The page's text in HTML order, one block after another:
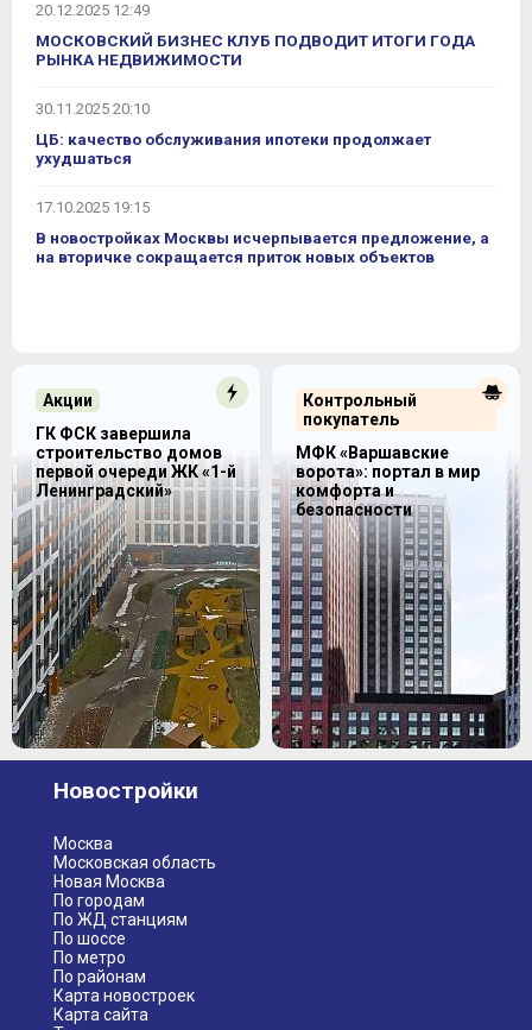
20.12.2025 12:49
МОСКОВСКИЙ БИЗНЕС КЛУБ ПОДВОДИТ ИТОГИ ГОДА
РЫНКА НЕДВИЖИМОСТИ
30.11.2025 20:10
ЦБ: качество обслуживания ипотеки продолжает
ухудшаться
17.10.2025 19:15
В новостройках Москвы исчерпывается предложение, а
на вторичке сокращается приток новых объектов
Контрольный
покупатель
МФК «Варшавские
ворота»: портал в мир
комфорта и
безопасности
Акции
ГК ФСК завершила
строительство домов
первой очереди ЖК «1-й
Ленинградский»
Новостройки
Москва
Московская область
Новая Москва
По городам
По ЖД станциям
По шоссе
По метро
По районам
Карта новостроек
Карта сайта